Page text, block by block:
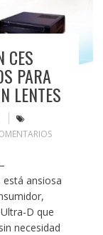
CES
PARA
LENTES
ansiosa
D que
necesidad